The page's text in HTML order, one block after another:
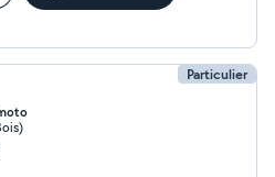
Particulier